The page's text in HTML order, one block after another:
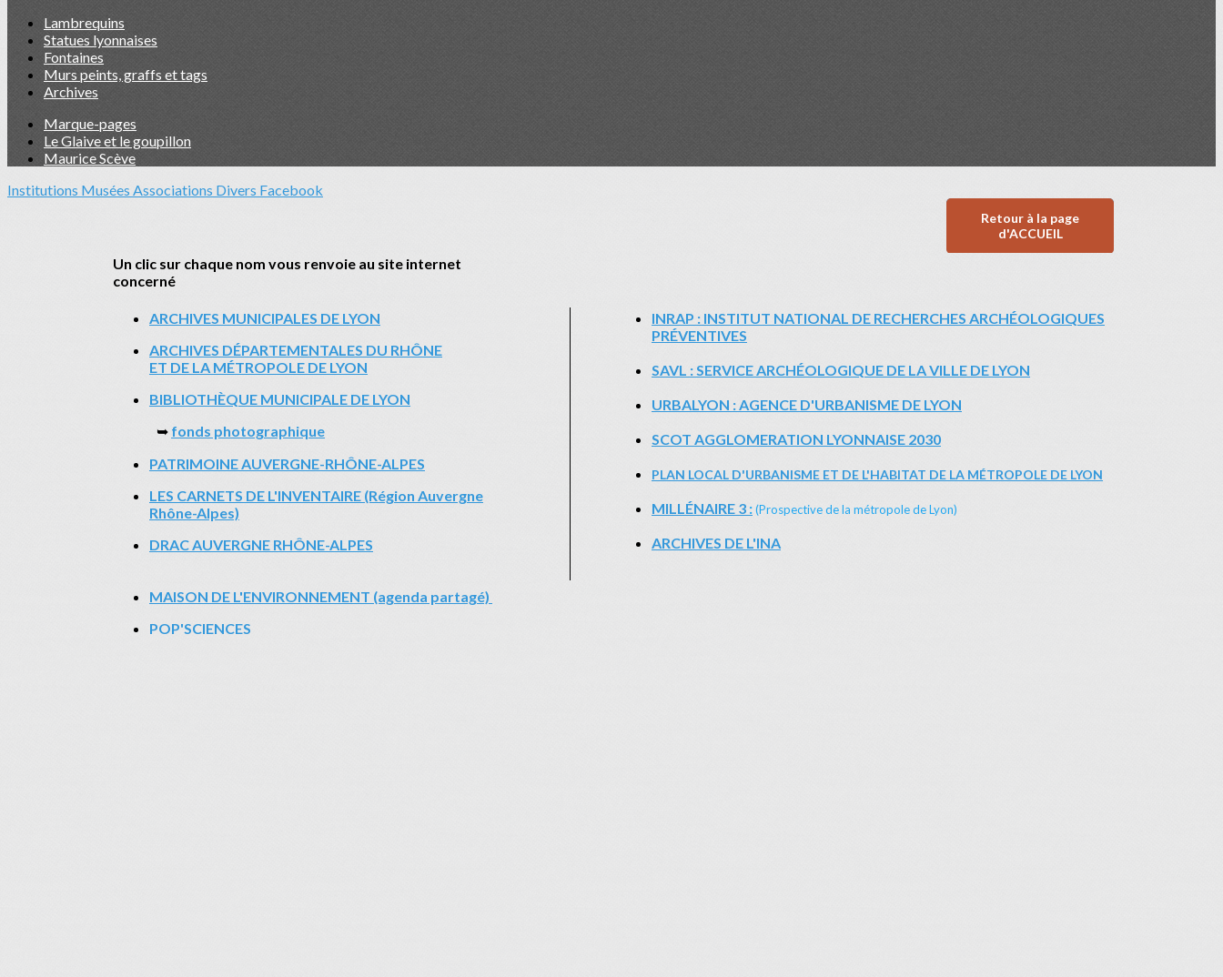
Lambrequins
Statues lyonnaises
Fontaines
Murs peints, graffs et tags
Archives
Marque-pages
Le Glaive et le goupillon
Maurice Scève
Institutions Musées Associations Divers Facebook
Retour à la page
d'ACCUEIL
Un clic sur chaque nom vous renvoie au site internet
concerné
ARCHIVES MUNICIPALES DE LYON
ARCHIVES DÉPARTEMENTALES DU RHÔNE
ET DE LA MÉTROPOLE DE LYON
BIBLIOTHÈQUE MUNICIPALE DE LYON
➥ fonds photographique
PATRIMOINE AUVERGNE-RHÔNE-ALPES
LES CARNETS DE L'INVENTAIRE (Région Auvergne
Rhône-Alpes)
DRAC AUVERGNE RHÔNE-ALPES
MAISON DE L'ENVIRONNEMENT (agenda partagé)
POP'SCIENCES
INRAP : INSTITUT NATIONAL DE RECHERCHES ARCHÉOLOGIQUES
PRÉVENTIVES
SAVL : SERVICE ARCHÉOLOGIQUE DE LA VILLE DE LYON
URBALYON : AGENCE D'URBANISME DE LYON
SCOT AGGLOMERATION LYONNAISE 2030
PLAN LOCAL D'URBANISME ET DE L'HABITAT DE LA MÉTROPOLE DE LYON
MILLÉNAIRE 3 :(Prospective de la métropole de Lyon)
ARCHIVES DE L'INA